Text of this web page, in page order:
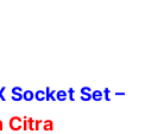
Socket Set –
Citra